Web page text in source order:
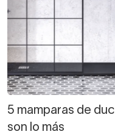
5 mamparas de
son lo más